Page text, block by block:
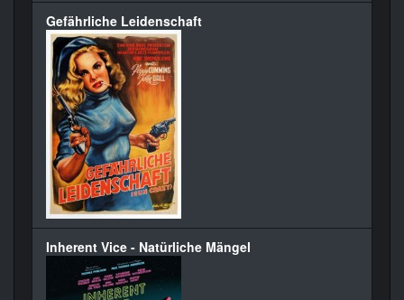
Gefährliche Leidenschaft
Inherent Vice - Natürliche Mängel